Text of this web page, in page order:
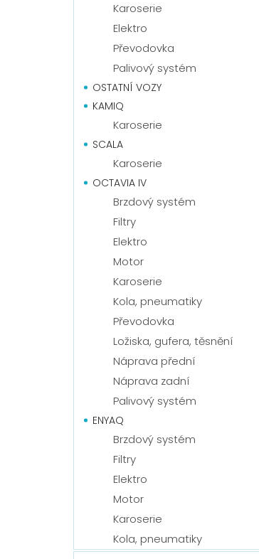
Karoserie
Elektro
Převodovka
Palivový systém
OSTATNÍ VOZY
KAMIQ
Karoserie
SCALA
Karoserie
OCTAVIA IV
Brzdový systém
Filtry
Elektro
Motor
Karoserie
Kola, pneumatiky
Převodovka
Ložiska, gufera, těsnění
Náprava přední
Náprava zadní
Palivový systém
ENYAQ
Brzdový systém
Filtry
Elektro
Motor
Karoserie
Kola, pneumatiky